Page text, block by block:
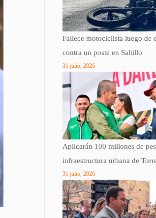
Fallece motociclista luego de
contra un poste en Saltillo
31 julio, 2026
Aplicarán 100 millones de
infraestructura urbana de
31 julio, 2026